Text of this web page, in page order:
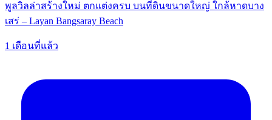
พูลวิลล่าสร้างใหม่ ตกแต่งครบ บนที่ดินขนาดใหญ่ ใกล้หาดบาง
เสร่ – Layan Bangsaray Beach
1 เดือนที่แล้ว